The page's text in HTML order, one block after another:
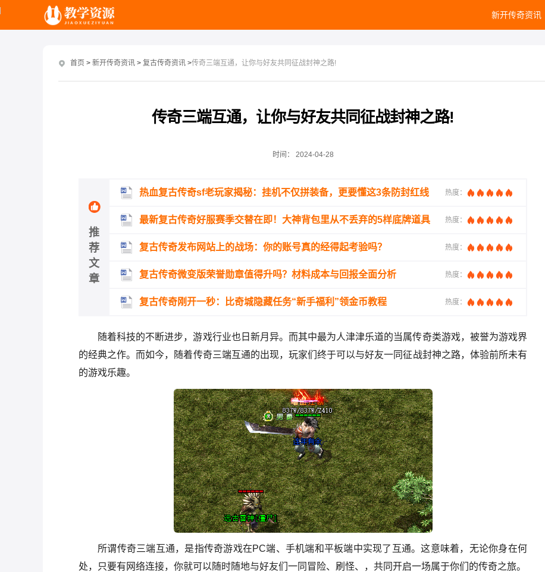
新开传奇资讯
首页 > 新开传奇资讯 > 复古传奇资讯 >传奇三端互通，让你与好友共同征战封神之路!
传奇三端互通，让你与好友共同征战封神之路!
时间： 2024-04-28
推
荐
文
章
热血复古传奇sf老玩家揭秘：挂机不仅拼装备，更要懂这3条防封红线 热度：
最新复古传奇好服赛季交替在即！大神背包里从不丢弃的5样底牌道具 热度：
复古传奇发布网站上的战场：你的账号真的经得起考验吗？ 热度：
复古传奇微变版荣誉勋章值得升吗？材料成本与回报全面分析 热度：
复古传奇刚开一秒：比奇城隐藏任务“新手福利”领金币教程 热度：
随着科技的不断进步，游戏行业也日新月异。而其中最为人津津乐道的当属传奇类游戏，被誉为游戏界
的经典之作。而如今，随着传奇三端互通的出现，玩家们终于可以与好友一同征战封神之路，体验前所未有
的游戏乐趣。
所谓传奇三端互通，是指传奇游戏在PC端、手机端和平板端中实现了互通。这意味着，无论你身在何
处，只要有网络连接，你就可以随时随地与好友们一同冒险、刷怪、，共同开启一场属于你们的传奇之旅。